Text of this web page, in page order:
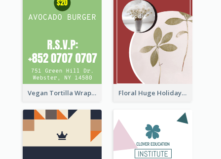
Vegan Tortilla Wrap Sale Wide Skyscraper Banner Floral Huge Holiday Sale Wide Skyscraper Banner